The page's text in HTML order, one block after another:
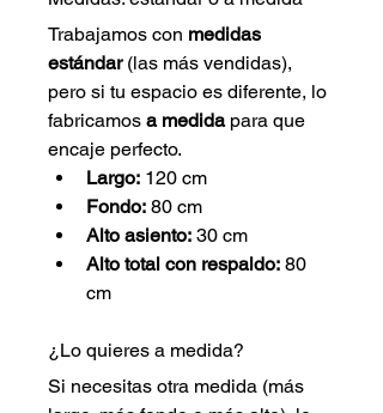
Trabajamos con medidas
estándar (las más vendidas),
pero si tu espacio es diferente, lo
fabricamos a medida para que
encaje perfecto.
Largo: 120 cm
Fondo: 80 cm
Alto asiento: 30 cm
Alto total con respaldo: 80
cm
¿Lo quieres a medida?
Si necesitas otra medida (más